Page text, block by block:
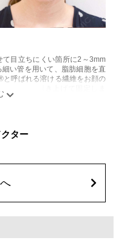
目立ちにくい箇所に2～3mm
い管を用いて、脂肪細胞を直
呼ばれる溶ける繊維をお顔の
内側から引き上げて固定しま
す。また、稀に貧血、細菌感
つき、硬結、瘢痕化、色素沈
円(税込)
ター